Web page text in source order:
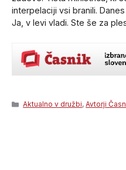
interpelaciji vsi branili.
Ja, v levi vladi. Ste še za
Categories
Aktualno v družbi,Avtorji